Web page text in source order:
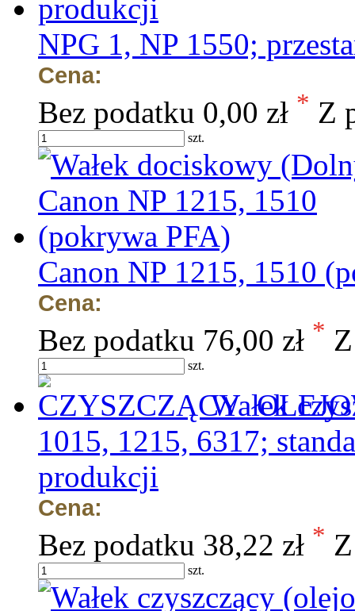
NPG 1, NP 1550;
Cena:
Bez podatku 0,00 zł * Z
szt.
Canon NP 1215, 1510
Cena:
Bez podatku 76,00 zł *
szt.
Wałek
1015, 1215, 6317;
produkcji
Cena:
Bez podatku 38,22 zł *
szt.